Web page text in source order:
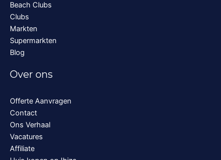
Beach Clubs
Clubs
Markten
Supermarkten
Blog
Over ons
Offerte Aanvragen
Contact
Ons Verhaal
Vacatures
Affiliate